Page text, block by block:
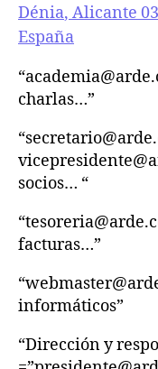
Dénia, Alicante
España
charlas…”
socios… “
facturas…”
informáticos”
“Dirección y